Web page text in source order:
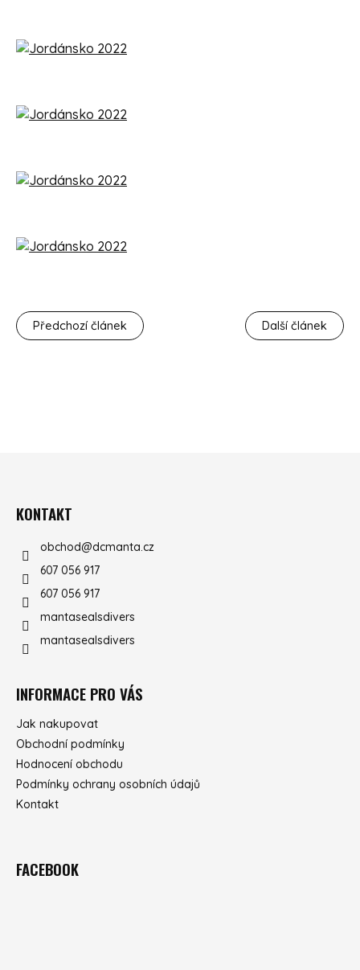
Předchozí článek Další článek
KONTAKT
obchod@dcmanta.cz
607 056 917
607 056 917
mantasealsdivers
mantasealsdivers
INFORMACE PRO VÁS
Jak nakupovat
Obchodní podmínky
Hodnocení obchodu
Podmínky ochrany osobních údajů
Kontakt
FACEBOOK